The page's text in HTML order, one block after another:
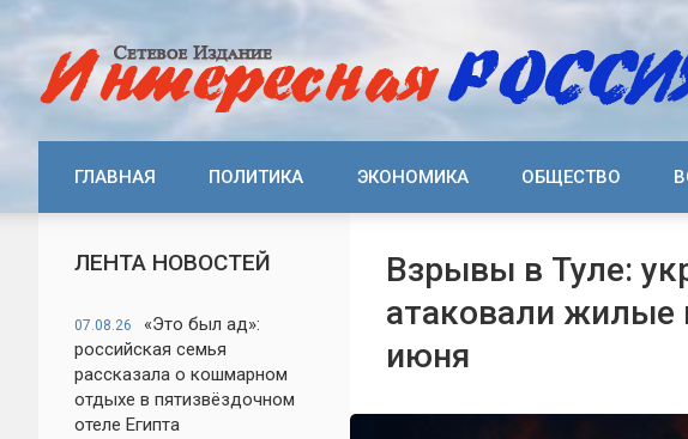
ГЛАВНАЯ ПОЛИТИКА ЭКОНОМИКА ОБЩЕСТВО
ЛЕНТА НОВОСТЕЙ
07.08.26
«Это был ад»:
российская семья
рассказала о кошмарном
отдыхе в пятизвёздочном
отеле Египта
Взрывы в Туле:
атаковали жилые
июня